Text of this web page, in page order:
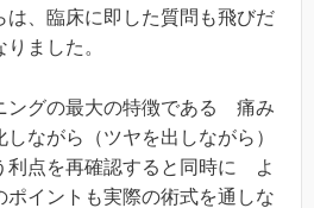
は、臨床に即した質問も飛びだ
ました。
ングの最大の特徴である 痛み
ながら（ツヤを出しながら）
点を再確認すると同時に よ
ポイントも実際の術式を通しな